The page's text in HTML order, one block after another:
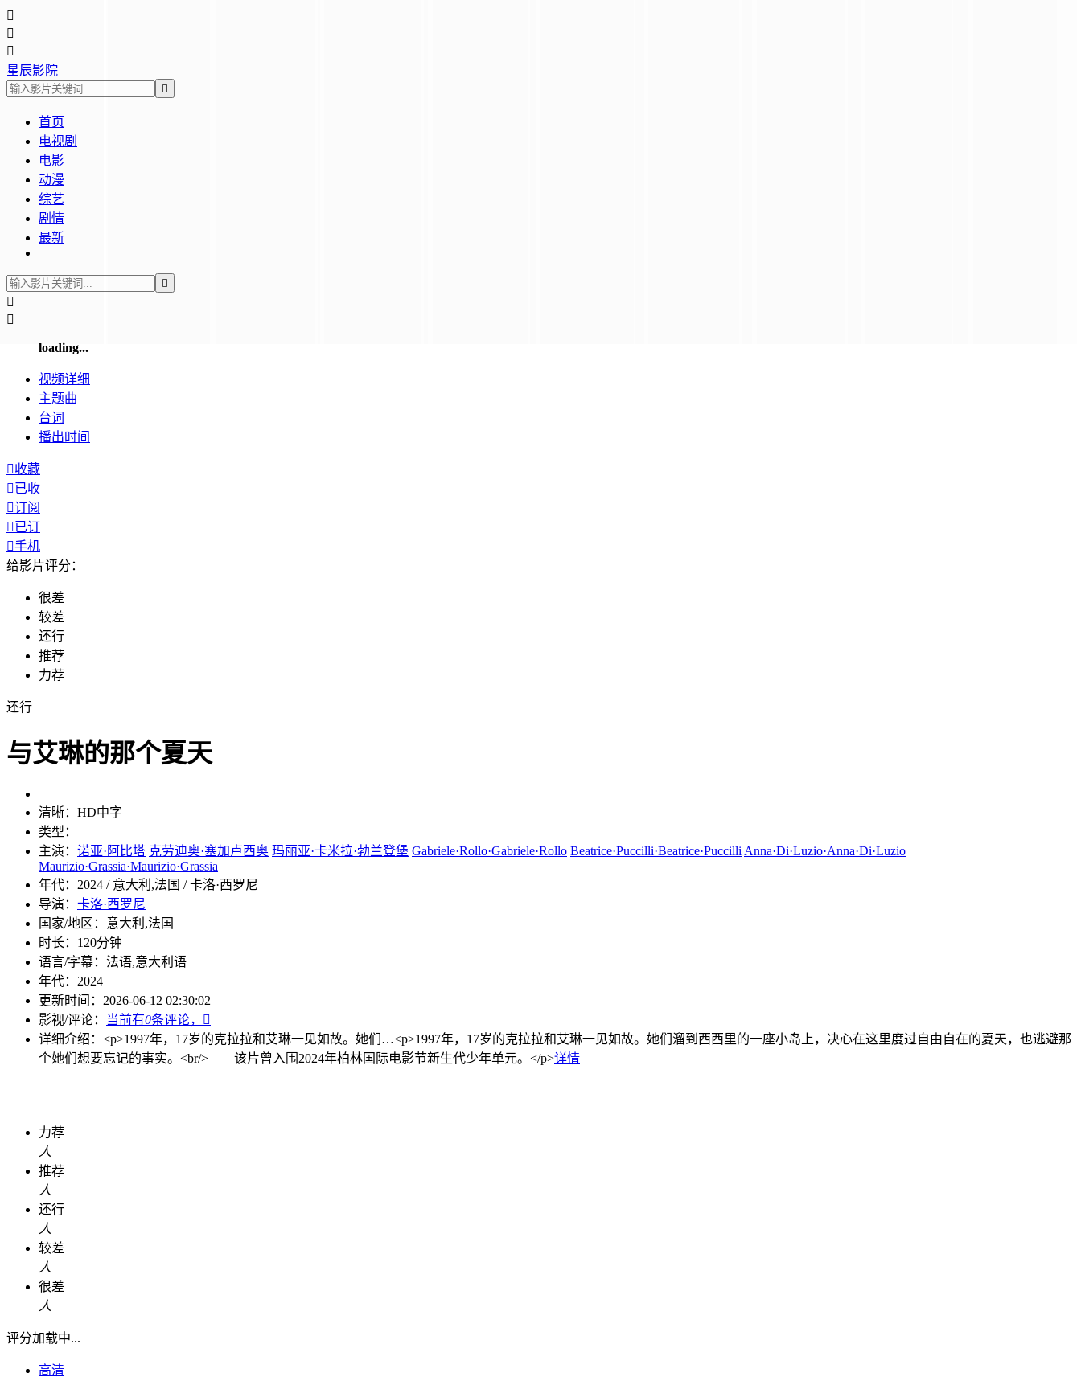



星辰影院

首页
电视剧
电影
动漫
综艺
剧情
最新



loading...
视频详细
主题曲
台词
播出时间
收藏
已收
订阅
已订
手机
给影片评分：
很差
较差
还行
推荐
力荐
还行
与艾琳的那个夏天
清晰： HD中字
类型：
主演： 诺亚·阿比塔 克劳迪奥·塞加卢西奥 玛丽亚·卡米拉·勃兰登堡 Gabriele·Rollo·Gabriele·Rollo Beatrice·Puccilli·Beatrice·Puccilli Anna·Di·Luzio·Anna·Di·Luzio
Maurizio·Grassia·Maurizio·Grassia
年代： 2024 / 意大利,法国 / 卡洛·西罗尼
导演： 卡洛·西罗尼
国家/地区： 意大利,法国
时长： 120分钟
语言/字幕： 法语,意大利语
年代： 2024
更新时间： 2026-06-12 02:30:02
影视/评论：
当前有0条评论，

详细介绍： <p>1997年，17岁的克拉拉和艾琳一见如故。她们…<p>1997年，17岁的克拉拉和艾琳一见如故。她们溜到西西里的一座小岛上，决心在这里度过自由自在的夏天，也逃避那
个她们想要忘记的事实。<br/> 该片曾入围2024年柏林国际电影节新生代少年单元。</p>详情
力荐
人
推荐
人
还行
人
较差
人
很差
人
评分加载中...
高清